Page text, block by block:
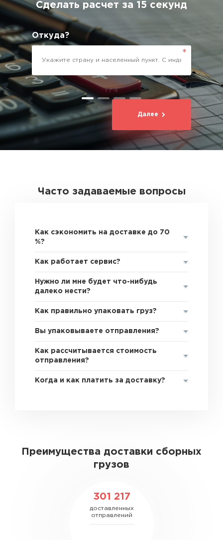
Сделать расчет за 15 секунд
Откуда?
1 / 4
Далее
Часто задаваемые вопросы
Как сэкономить на доставке до 70
%?
Как работает сервис?
Нужно ли мне будет что-нибудь
далеко нести?
Как правильно упаковать груз?
Вы упаковываете отправления?
Как рассчитывается стоимость
отправления?
Когда и как платить за доставку?
Преимущества доставки сборных
грузов
301 217
доставленных
отправлений